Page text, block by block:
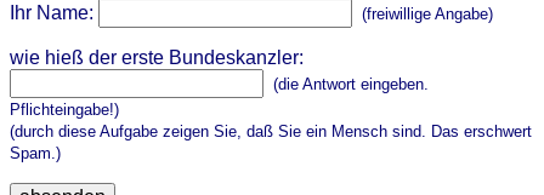
Ihr Name: (freiwillige Angabe)
wie hieß der erste Bundeskanzler:
(die Antwort eingeben.
Pflichteingabe!)
(durch diese Aufgabe zeigen Sie, daß Sie ein Mensch sind. Das erschwert
Spam.)